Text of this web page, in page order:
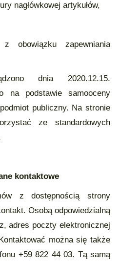
nagłówkowej artykułów,
obowiązku zapewniania
dnia 2020.12.15.
na podstawie samooceny
publiczny. Na stronie
ze standardowych
kontaktowe
z dostępnością strony
Osobą odpowiedzialną
adres poczty elektronicznej
można się także
+59 822 44 03. Tą samą